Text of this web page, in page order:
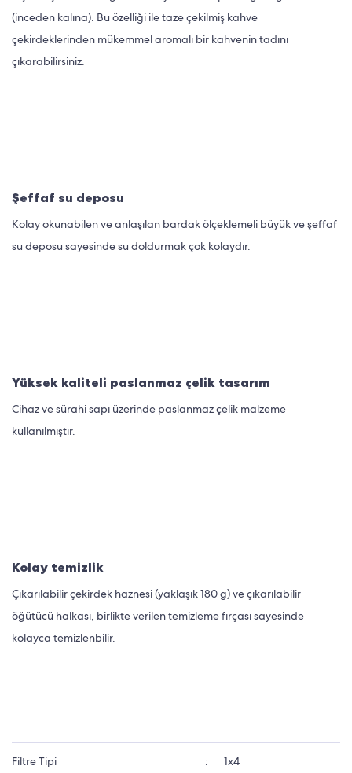
(inceden kalına). Bu özelliği ile taze çekilmiş kahve
çekirdeklerinden mükemmel aromalı bir kahvenin tadını
çıkarabilirsiniz.
Şeffaf su deposu
Kolay okunabilen ve anlaşılan bardak ölçeklemeli büyük ve şeffaf
su deposu sayesinde su doldurmak çok kolaydır.
Yüksek kaliteli paslanmaz çelik tasarım
Cihaz ve sürahi sapı üzerinde paslanmaz çelik malzeme
kullanılmıştır.
Kolay temizlik
Çıkarılabilir çekirdek haznesi (yaklaşık 180 g) ve çıkarılabilir
öğütücü halkası, birlikte verilen temizleme fırçası sayesinde
kolayca temizlenbilir.
Filtre Tipi : 1x4